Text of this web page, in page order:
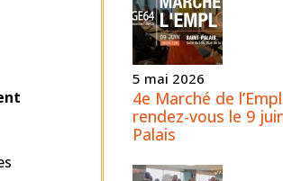
5 mai 2026
4e Marché de
rendez-vous le 9
Palais